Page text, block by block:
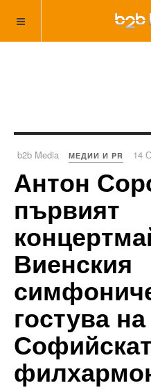
b2b Media МЕДИИ И PR 14
Антон
първият
Виенския
гостува на